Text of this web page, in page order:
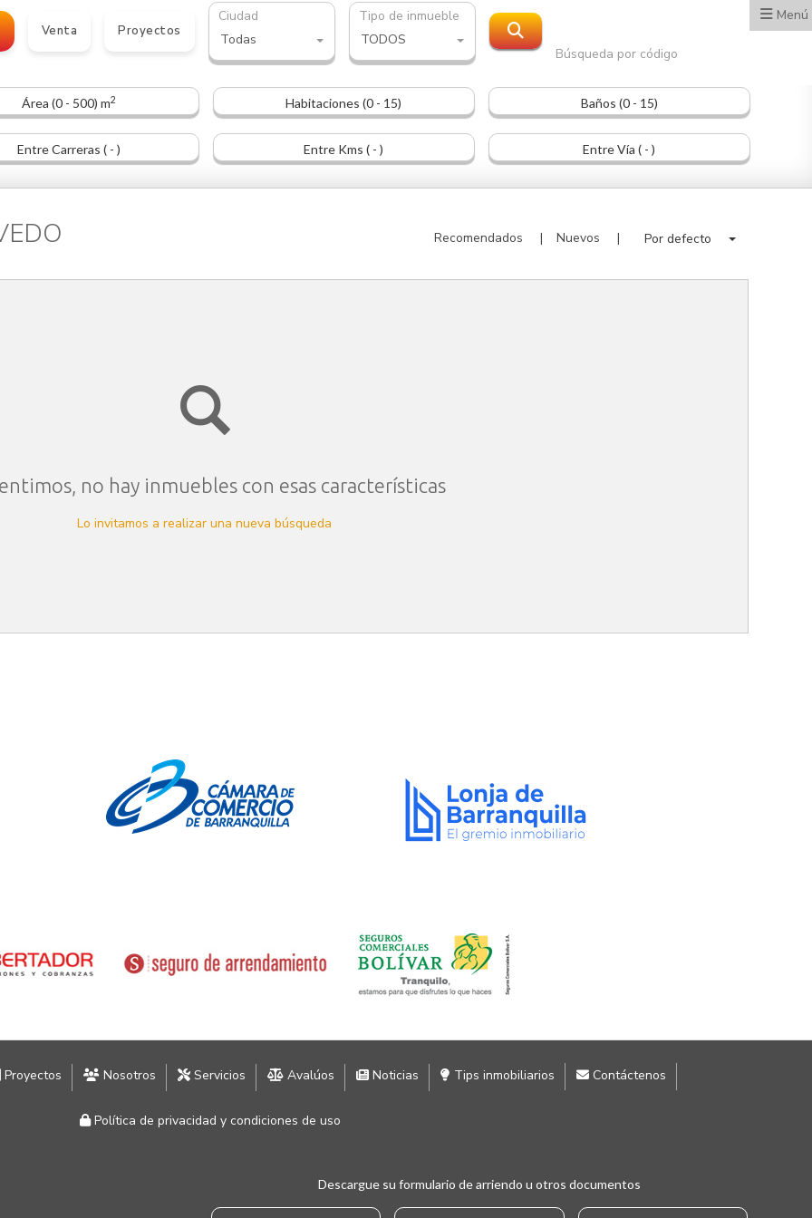
Menú
Venta Proyectos
Ciudad
Todas
Tipo de inmueble
TODOS
Búsqueda por código
Área (0 - 500) m2 Habitaciones (0 - 15) Baños (0 - 15)
Entre Carreras ( - ) Entre Kms ( - ) Entre Vía ( - )
Recomendados Nuevos Por defecto
no hay inmuebles con esas características
Lo invitamos a realizar una nueva búsqueda
Proyectos Nosotros Servicios Avalúos Noticias Tips inmobiliarios Contáctenos
Política de privacidad y condiciones de uso
Descargue su formulario de arriendo u otros documentos